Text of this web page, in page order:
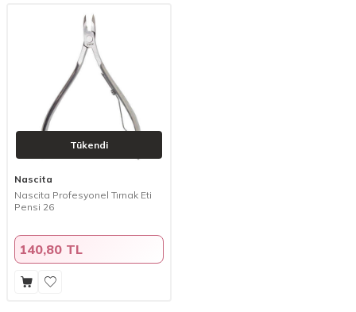
Tükendi
Nascita
Nascita Profesyonel Tırnak Eti
Pensi 26
140,80 TL